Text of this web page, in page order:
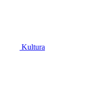
Kultura